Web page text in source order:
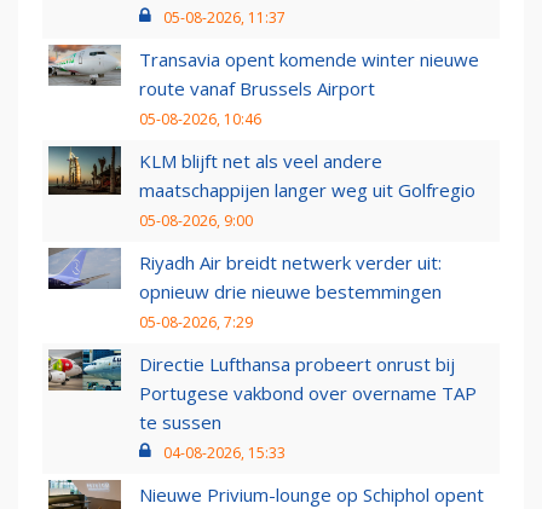
05-08-2026, 11:37
Transavia opent komende winter nieuwe
route vanaf Brussels Airport
05-08-2026, 10:46
KLM blijft net als veel andere
maatschappijen langer weg uit Golfregio
05-08-2026, 9:00
Riyadh Air breidt netwerk verder uit:
opnieuw drie nieuwe bestemmingen
05-08-2026, 7:29
Directie Lufthansa probeert onrust bij
Portugese vakbond over overname TAP
te sussen
04-08-2026, 15:33
Nieuwe Privium-lounge op Schiphol opent